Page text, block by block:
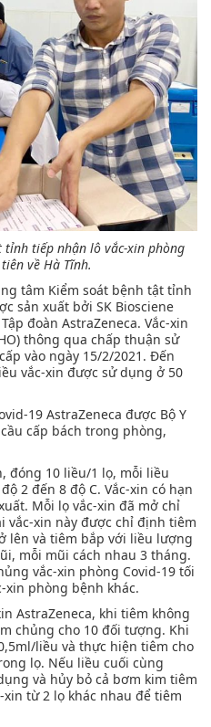
tỉnh tiếp nhận lô vắc-xin phòng
về Hà Tĩnh.
tâm Kiểm soát bệnh tật tỉnh
sản xuất bởi SK Biosciene
đoàn AstraZeneca. Vắc-xin
thông qua chấp thuận sử
vào ngày 15/2/2021. Đến
vắc-xin được sử dụng ở 50
19 AstraZeneca được Bộ Y
cấp bách trong phòng,
đóng 10 liều/1 lọ, mỗi liều
2 đến 8 độ C. Vắc-xin có hạn
Mỗi lọ vắc-xin đã mở chỉ
vắc-xin này được chỉ định tiêm
lên và tiêm bắp với liều lượng
mỗi mũi cách nhau 3 tháng.
vắc-xin phòng Covid-19 tối
xin phòng bệnh khác.
AstraZeneca, khi tiêm không
chủng cho 10 đối tượng. Khi
liều và thực hiện tiêm cho
lọ. Nếu liều cuối cùng
và hủy bỏ cả bơm kim tiêm
từ 2 lọ khác nhau để tiêm